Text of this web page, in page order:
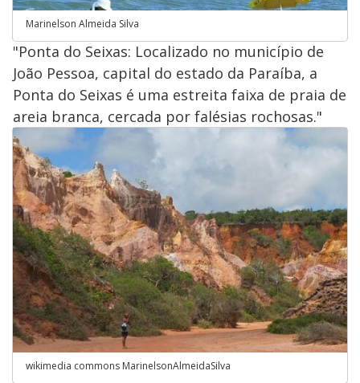
Marinelson Almeida Silva
"Ponta do Seixas: Localizado no município de
João Pessoa, capital do estado da Paraíba, a
Ponta do Seixas é uma estreita faixa de praia de
areia branca, cercada por falésias rochosas."
wikimedia commons MarinelsonAlmeidaSilva